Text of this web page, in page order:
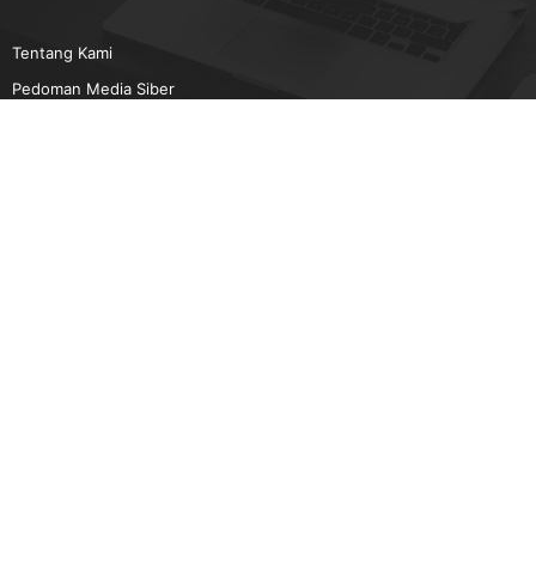
Tentang Kami
Pedoman Media Siber